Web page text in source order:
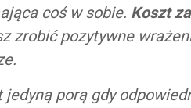
coś w sobie. Koszt
zrobić pozytywne
jedyną porą gdy